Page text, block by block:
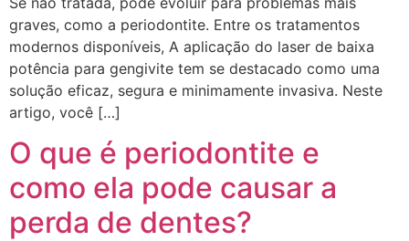
graves, como a periodontite. Entre os tratamentos
modernos disponíveis, A aplicação do laser de baixa
potência para gengivite tem se destacado como uma
solução eficaz, segura e minimamente invasiva. Neste
artigo, você […]
O que é periodontite e
como ela pode causar a
perda de dentes?